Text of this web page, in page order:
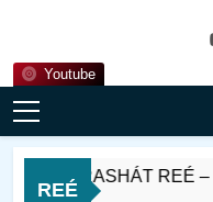
Youtube
REÉ
PARASHÁT REÉ – EN